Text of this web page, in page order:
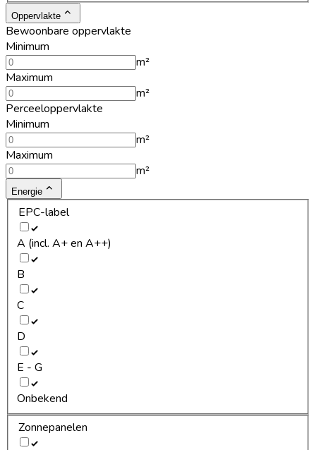
Oppervlakte
Bewoonbare oppervlakte
Minimum
m²
Maximum
m²
Perceeloppervlakte
Minimum
m²
Maximum
m²
Energie
EPC-label
A (incl. A+ en A++)
B
C
D
E - G
Onbekend
Zonnepanelen